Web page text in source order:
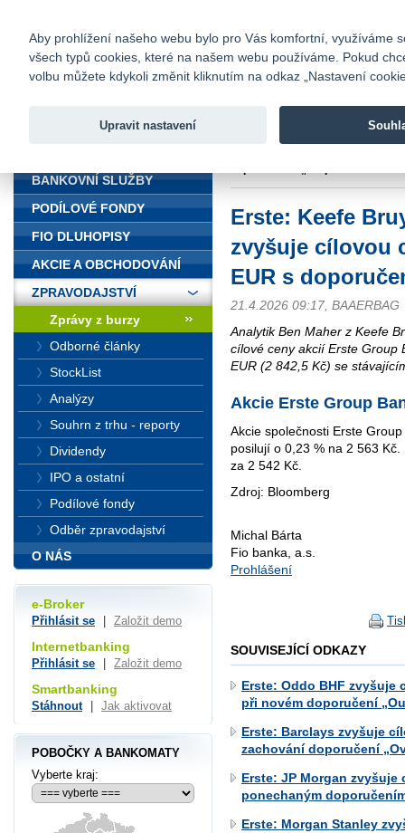
Fio banka
Fio banka
Erste: Keefe
zvyšuje cílovou
EUR s
21.4.2026 09:17, BAAERBAG
Analytik Ben Maher z Keefe
cílové ceny akcií Erste Group
EUR (2 842,5 Kč) se
Akcie Erste Group
Akcie společnosti Erste
posilují o 0,23 % na 2 563
za 2 542 Kč.
Zdroj: Bloomberg
Michal Bárta
Fio banka, a.s.
Prohlášení
SOUVISEJÍCÍ ODKAZY
Erste: Oddo BHF zvyšuje
při novém doporučení
Erste: Barclays zvyšuje
zachování doporučení
Erste: JP Morgan zvyšuje
ponechaným
Erste: Morgan Stanley
BANKOVNÍ SLUŽBY
PODÍLOVÉ FONDY
FIO DLUHOPISY
AKCIE A OBCHODOVÁNÍ
ZPRAVODAJSTVÍ
Zprávy z burzy
Odborné články
StockList
Analýzy
Souhrn z trhu - reporty
Dividendy
IPO a ostatní
Podílové fondy
Odběr zpravodajství
O NÁS
e-Broker
Přihlásit se Založit demo
Internetbanking
Přihlásit se Založit demo
Smartbanking
Stáhnout Jak aktivovat
POBOČKY A BANKOMATY
Vyberte kraj:
Aby prohlížení našeho webu bylo pro Vás komfortní, využíváme
všech typů cookies, které na našem webu používáme. Pokud
volbu můžete kdykoli změnit kliknutím na odkaz „Nastavení
Upravit nastavení